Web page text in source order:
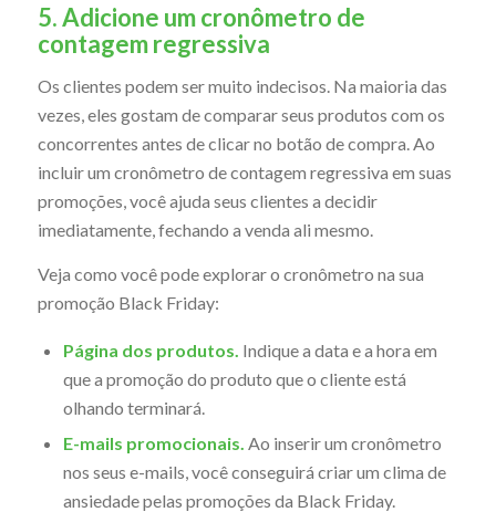
5. Adicione um cronômetro de
contagem regressiva
Os clientes podem ser muito indecisos. Na maioria das
vezes, eles gostam de comparar seus produtos com os
concorrentes antes de clicar no botão de compra. Ao
incluir um cronômetro de contagem regressiva em suas
promoções, você ajuda seus clientes a decidir
imediatamente, fechando a venda ali mesmo.
Veja como você pode explorar o cronômetro na sua
promoção Black Friday:
Página dos produtos. Indique a data e a hora em
que a promoção do produto que o cliente está
olhando terminará.
E-mails promocionais. Ao inserir um cronômetro
nos seus e-mails, você conseguirá criar um clima de
ansiedade pelas promoções da Black Friday.